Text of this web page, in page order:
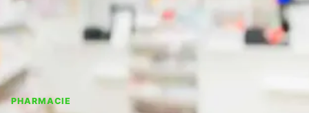
PHARMACIE